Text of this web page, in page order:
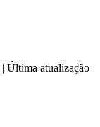
| Última atualização